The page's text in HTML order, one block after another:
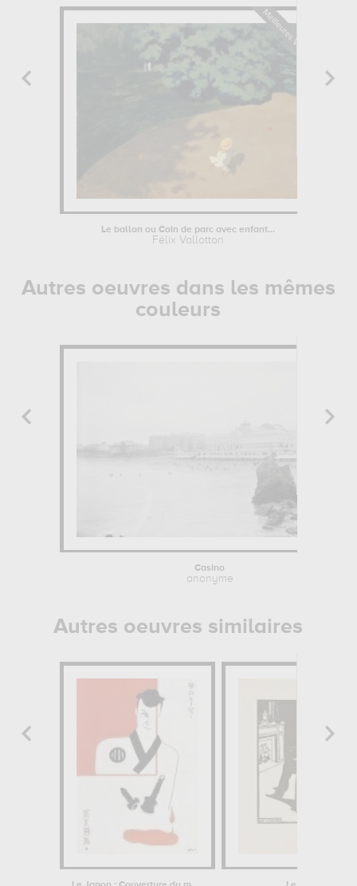
Le ballon ou Coin de parc avec enfant...
Félix Vallotton
Autres oeuvres dans les mêmes
couleurs
Casino
anonyme
Autres oeuvres similaires